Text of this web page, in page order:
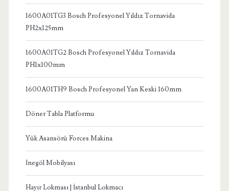
1600A01TG3 Bosch Profesyonel Yıldız Tornavida
PH2x125mm
1600A01TG2 Bosch Profesyonel Yıldız Tornavida
PH1x100mm
1600A01TH9 Bosch Profesyonel Yan Keski 160mm
Döner Tabla Platformu
Yük Asansörü Forces Makina
İnegöl Mobilyası
Hayır Lokması | İstanbul Lokmacı